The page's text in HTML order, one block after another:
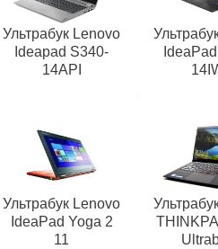
Ультрабук Lenovo
Ideapad S340-
14API
Ультрабук Lenovo
IdeaPad Yoga 2
11